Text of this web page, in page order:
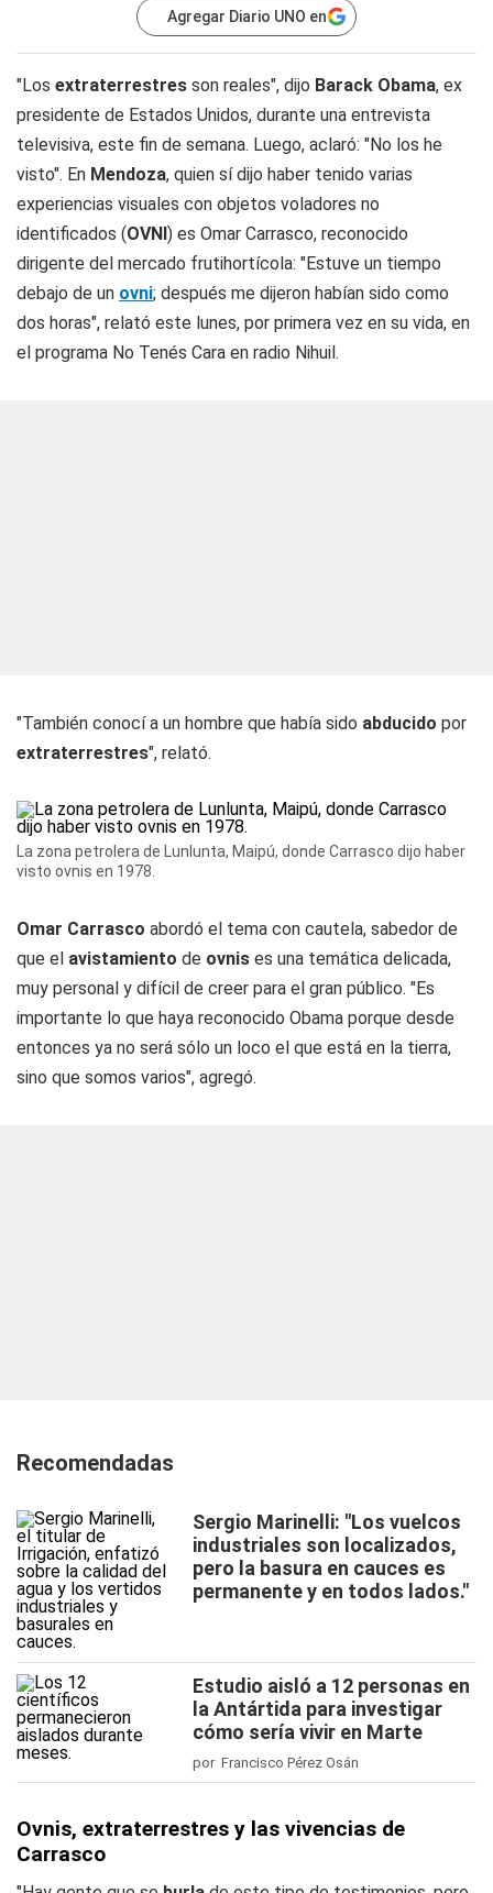
Agregar Diario UNO en
"Los extraterrestres son reales", dijo Barack Obama, ex
presidente de Estados Unidos, durante una entrevista
televisiva, este fin de semana. Luego, aclaró: "No los he
visto". En Mendoza, quien sí dijo haber tenido varias
experiencias visuales con objetos voladores no
identificados (OVNI) es Omar Carrasco, reconocido
dirigente del mercado frutihortícola: "Estuve un tiempo
debajo de un ovni; después me dijeron habían sido como
dos horas", relató este lunes, por primera vez en su vida, en
el programa No Tenés Cara en radio Nihuil.
"También conocí a un hombre que había sido abducido por
extraterrestres", relató.
La zona petrolera de Lunlunta, Maipú, donde Carrasco dijo haber
visto ovnis en 1978.
Omar Carrasco abordó el tema con cautela, sabedor de
que el avistamiento de ovnis es una temática delicada,
muy personal y difícil de creer para el gran público. "Es
importante lo que haya reconocido Obama porque desde
entonces ya no será sólo un loco el que está en la tierra,
sino que somos varios", agregó.
Recomendadas
Sergio Marinelli: "Los vuelcos
industriales son localizados,
pero la basura en cauces es
permanente y en todos lados."
Estudio aisló a 12 personas en
la Antártida para investigar
cómo sería vivir en Marte
por Francisco Pérez Osán
Ovnis, extraterrestres y las vivencias de
Carrasco